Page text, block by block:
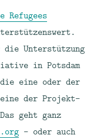
die Unterstützung
in Potsdam
eine oder der
der Projekt-
geht ganz
– oder auch